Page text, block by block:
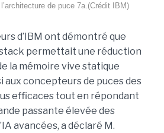
de puce 7a.(Crédit IBM)
d’IBM ont démontré que
permettait une réduction
la mémoire vive statique
aux concepteurs de puces des
efficaces tout en répondant
passante élevée des
avancées, a déclaré M.